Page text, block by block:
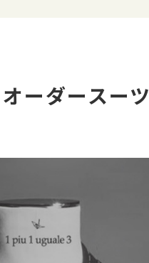
ーダースーツ